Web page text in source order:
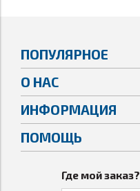
ПОПУЛЯРНОЕ
О НАС
ИНФОРМАЦИЯ
ПОМОЩЬ
Где мой заказ?